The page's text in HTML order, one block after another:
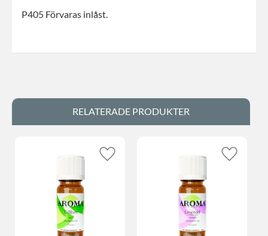
P405 Förvaras inlåst.
RELATERADE PRODUKTER
Lägg till i favoriter Lägg till i